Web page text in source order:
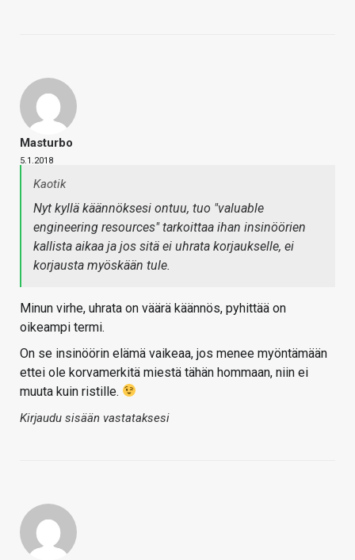
Masturbo
5.1.2018
Kaotik
Nyt kyllä käännöksesi ontuu, tuo "valuable
engineering resources" tarkoittaa ihan insinöörien
kallista aikaa ja jos sitä ei uhrata korjaukselle, ei
korjausta myöskään tule.
Minun virhe, uhrata on väärä käännös, pyhittää on
oikeampi termi.
On se insinöörin elämä vaikeaa, jos menee myöntämään
ettei ole korvamerkitä miestä tähän hommaan, niin ei
muuta kuin ristille.
Kirjaudu sisään vastataksesi